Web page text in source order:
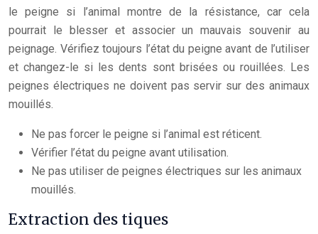
le peigne si l’animal montre de la résistance, car cela
pourrait le blesser et associer un mauvais souvenir au
peignage. Vérifiez toujours l’état du peigne avant de l’utiliser
et changez-le si les dents sont brisées ou rouillées. Les
peignes électriques ne doivent pas servir sur des animaux
mouillés.
Ne pas forcer le peigne si l’animal est réticent.
Vérifier l’état du peigne avant utilisation.
Ne pas utiliser de peignes électriques sur les animaux
mouillés.
Extraction des tiques